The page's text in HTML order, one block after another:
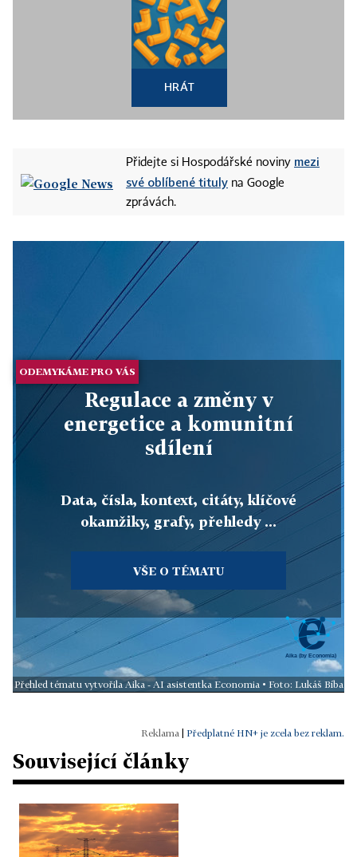
HRÁT
Přidejte si Hospodářské noviny mezi
své oblíbené tituly na Google
zprávách.
ODEMYKÁME PRO VÁS
Regulace a změny v
energetice a komunitní
sdílení
Data, čísla, kontext, citáty, klíčové
okamžiky, grafy, přehledy ...
VŠE O TÉMATU
Přehled tématu vytvořila Aika - AI asistentka Economia • Foto: Lukáš Bíba
Předplatné HN+ je zcela bez reklam.
Související články